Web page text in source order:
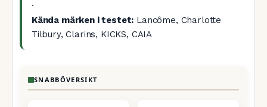
·
Kända märken i testet: Lancôme, Charlotte
Tilbury, Clarins, KICKS, CAIA
SNABBÖVERSIKT